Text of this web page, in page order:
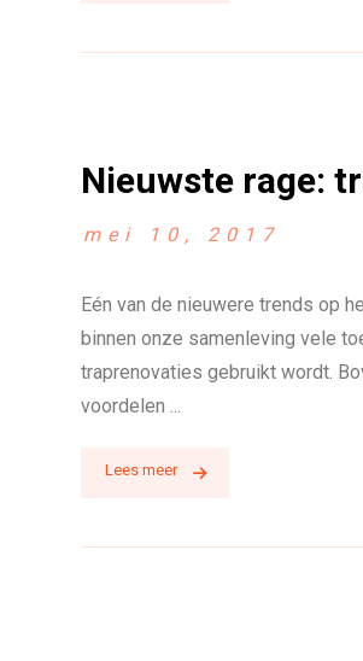
Nieuwste rage:
mei 10, 2017
Eén van de nieuwere trends op
binnen onze samenleving vele
traprenovaties gebruikt wordt.
voordelen ...
Lees meer